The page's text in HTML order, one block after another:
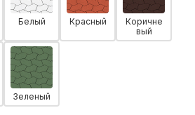
Белый Красный
Коричне
вый
Зеленый